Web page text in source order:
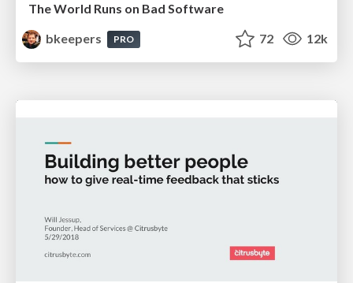
The World Runs on Bad Software
bkeepers
PRO 72 12k